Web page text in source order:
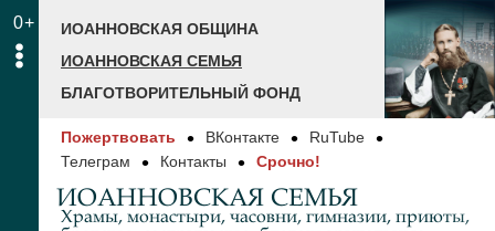
0+
ИОАННОВСКАЯ ОБЩИНА
ИОАННОВСКАЯ СЕМЬЯ
БЛАГОТВОРИТЕЛЬНЫЙ ФОНД
Пожертвовать ВКонтакте
RuTube
Телеграм
Контакты Срочно!
ИОАННОВСКАЯ СЕМЬЯ
Храмы, монастыри, часовни, гимназии, приюты,